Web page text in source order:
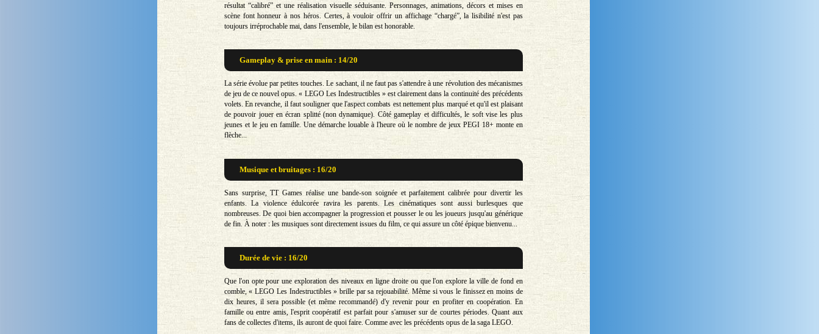
résultat “calibré” et une réalisation visuelle séduisante. Personnages, animations, décors et mises en
scène font honneur à nos héros. Certes, à vouloir offrir un affichage “chargé”, la lisibilité n'est pas
toujours irréprochable mai, dans l'ensemble, le bilan est honorable.
Gameplay & prise en main : 14/20
La série évolue par petites touches. Le sachant, il ne faut pas s'attendre à une révolution des mécanismes
de jeu de ce nouvel opus. « LEGO Les Indestructibles » est clairement dans la continuité des précédents
volets. En revanche, il faut souligner que l'aspect combats est nettement plus marqué et qu'il est plaisant
de pouvoir jouer en écran splitté (non dynamique). Côté gameplay et difficultés, le soft vise les plus
jeunes et le jeu en famille. Une démarche louable à l'heure où le nombre de jeux PEGI 18+ monte en
flèche...
Musique et bruitages : 16/20
Sans surprise, TT Games réalise une bande-son soignée et parfaitement calibrée pour divertir les
enfants. La violence édulcorée ravira les parents. Les cinématiques sont aussi burlesques que
nombreuses. De quoi bien accompagner la progression et pousser le ou les joueurs jusqu'au générique
de fin. À noter : les musiques sont directement issues du film, ce qui assure un côté épique bienvenu...
Durée de vie : 16/20
Que l'on opte pour une exploration des niveaux en ligne droite ou que l'on explore la ville de fond en
comble, « LEGO Les Indestructibles » brille par sa rejouabilité. Même si vous le finissez en moins de
dix heures, il sera possible (et même recommandé) d'y revenir pour en profiter en coopération. En
famille ou entre amis, l'esprit coopératif est parfait pour s'amuser sur de courtes périodes. Quant aux
fans de collectes d'items, ils auront de quoi faire. Comme avec les précédents opus de la saga LEGO.